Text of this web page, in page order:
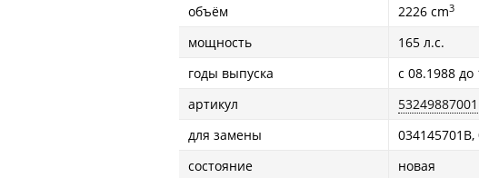
объём
2226 cm3
мощность
165 л.с.
годы выпуска
с 08.1988 до
артикул
53249887001
для замены
034145701B,
состояние
новая